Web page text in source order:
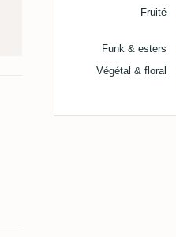
Fruité
Funk & esters
Végétal & floral